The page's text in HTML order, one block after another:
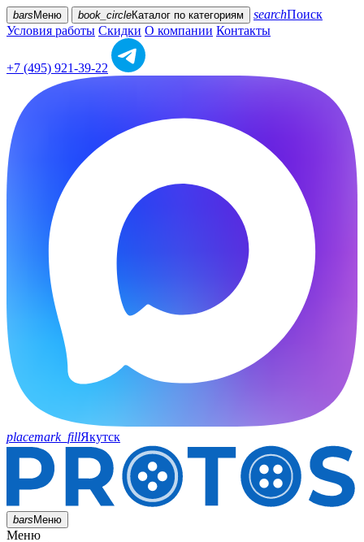
bars Меню book_circleКаталог по категориям searchПоиск
Условия работы Скидки О компании Контакты
+7 (495) 921-39-22
placemark_fillЯкутск
barsМеню
Меню